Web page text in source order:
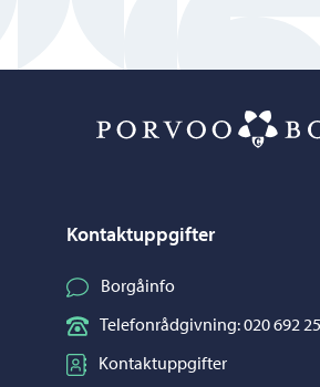
Kontaktuppgifter
Borgåinfo
Telefonrådgivning: 020 692
Kontaktuppgifter